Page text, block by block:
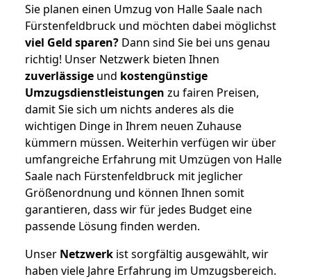
Sie planen einen Umzug von Halle Saale nach
Fürstenfeldbruck und möchten dabei möglichst
viel Geld sparen? Dann sind Sie bei uns genau
richtig! Unser Netzwerk bieten Ihnen
zuverlässige und kostengünstige
Umzugsdienstleistungen zu fairen Preisen,
damit Sie sich um nichts anderes als die
wichtigen Dinge in Ihrem neuen Zuhause
kümmern müssen. Weiterhin verfügen wir über
umfangreiche Erfahrung mit Umzügen von Halle
Saale nach Fürstenfeldbruck mit jeglicher
Größenordnung und können Ihnen somit
garantieren, dass wir für jedes Budget eine
passende Lösung finden werden.
Unser Netzwerk ist sorgfältig ausgewählt, wir
haben viele Jahre Erfahrung im Umzugsbereich.